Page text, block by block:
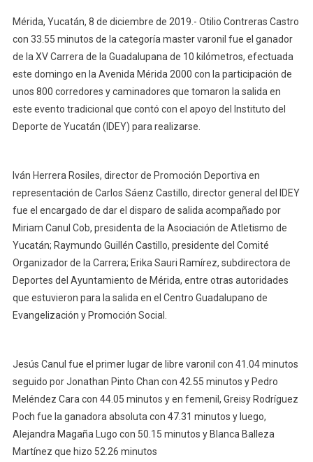
Contreras
Se
Impone
En
La
Carrera
Mérida, Yucatán, 8 de diciembre de 2019.- Otilio Contreras Castro
con 33.55 minutos de la categoría master varonil fue el ganador
de la XV Carrera de la Guadalupana de 10 kilómetros, efectuada
este domingo en la Avenida Mérida 2000 con la participación de
unos 800 corredores y caminadores que tomaron la salida en
este evento tradicional que contó con el apoyo del Instituto del
Deporte de Yucatán (IDEY) para realizarse.
Iván Herrera Rosiles, director de Promoción Deportiva en
representación de Carlos Sáenz Castillo, director general del IDEY
fue el encargado de dar el disparo de salida acompañado por
Miriam Canul Cob, presidenta de la Asociación de Atletismo de
Yucatán; Raymundo Guillén Castillo, presidente del Comité
Organizador de la Carrera; Erika Sauri Ramírez, subdirectora de
Deportes del Ayuntamiento de Mérida, entre otras autoridades
que estuvieron para la salida en el Centro Guadalupano de
Evangelización y Promoción Social.
Jesús Canul fue el primer lugar de libre varonil con 41.04 minutos
seguido por Jonathan Pinto Chan con 42.55 minutos y Pedro
Meléndez Cara con 44.05 minutos y en femenil, Greisy Rodríguez
Poch fue la ganadora absoluta con 47.31 minutos y luego,
Alejandra Magaña Lugo con 50.15 minutos y Blanca Balleza
Martínez que hizo 52.26 minutos